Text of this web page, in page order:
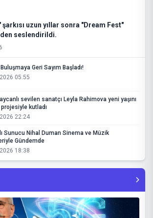
uzun yıllar sonra "Dream Fest"
seslendirildi.
Geri Sayım Başladı!
05:55
sevilen sanatçı Leyla Rahimova yeni yaşını
kutladı
22:24
Sunucu Nihal Duman Sinema ve Müzik
Gündemde
18:38